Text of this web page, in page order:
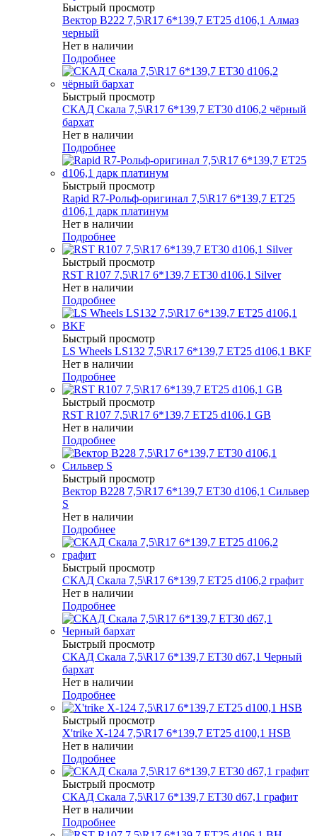
Быстрый просмотр
Вектор B222 7,5\R17 6*139,7 ET25 d106,1 Алмаз
черный
Нет в наличии
Подробнее
Быстрый просмотр
СКАД Скала 7,5\R17 6*139,7 ET30 d106,2 чёрный
бархат
Нет в наличии
Подробнее
Быстрый просмотр
Rapid R7-Рольф-оригинал 7,5\R17 6*139,7 ET25
d106,1 дарк платинум
Нет в наличии
Подробнее
Быстрый просмотр
RST R107 7,5\R17 6*139,7 ET30 d106,1 Silver
Нет в наличии
Подробнее
Быстрый просмотр
LS Wheels LS132 7,5\R17 6*139,7 ET25 d106,1 BKF
Нет в наличии
Подробнее
Быстрый просмотр
RST R107 7,5\R17 6*139,7 ET25 d106,1 GB
Нет в наличии
Подробнее
Быстрый просмотр
Вектор B228 7,5\R17 6*139,7 ET30 d106,1 Сильвер
S
Нет в наличии
Подробнее
Быстрый просмотр
СКАД Скала 7,5\R17 6*139,7 ET25 d106,2 графит
Нет в наличии
Подробнее
Быстрый просмотр
СКАД Скала 7,5\R17 6*139,7 ET30 d67,1 Черный
бархат
Нет в наличии
Подробнее
Быстрый просмотр
X'trike X-124 7,5\R17 6*139,7 ET25 d100,1 HSB
Нет в наличии
Подробнее
Быстрый просмотр
СКАД Скала 7,5\R17 6*139,7 ET30 d67,1 графит
Нет в наличии
Подробнее